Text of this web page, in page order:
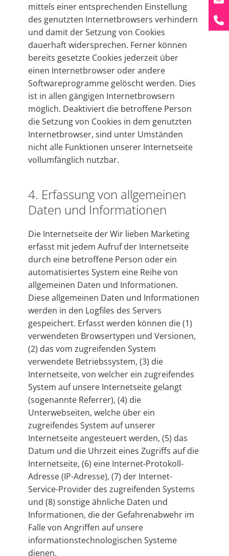
mittels einer entsprechenden Einstellung
des genutzten Internetbrowsers verhindern
und damit der Setzung von Cookies
dauerhaft widersprechen. Ferner können
bereits gesetzte Cookies jederzeit über
einen Internetbrowser oder andere
Softwareprogramme gelöscht werden. Dies
ist in allen gängigen Internetbrowsern
möglich. Deaktiviert die betroffene Person
die Setzung von Cookies in dem genutzten
Internetbrowser, sind unter Umständen
nicht alle Funktionen unserer Internetseite
vollumfänglich nutzbar.
4. Erfassung von allgemeinen
Daten und Informationen
Die Internetseite der Wir lieben Marketing
erfasst mit jedem Aufruf der Internetseite
durch eine betroffene Person oder ein
automatisiertes System eine Reihe von
allgemeinen Daten und Informationen.
Diese allgemeinen Daten und Informationen
werden in den Logfiles des Servers
gespeichert. Erfasst werden können die (1)
verwendeten Browsertypen und Versionen,
(2) das vom zugreifenden System
verwendete Betriebssystem, (3) die
Internetseite, von welcher ein zugreifendes
System auf unsere Internetseite gelangt
(sogenannte Referrer), (4) die
Unterwebseiten, welche über ein
zugreifendes System auf unserer
Internetseite angesteuert werden, (5) das
Datum und die Uhrzeit eines Zugriffs auf die
Internetseite, (6) eine Internet-Protokoll-
Adresse (IP-Adresse), (7) der Internet-
Service-Provider des zugreifenden Systems
und (8) sonstige ähnliche Daten und
Informationen, die der Gefahrenabwehr im
Falle von Angriffen auf unsere
informationstechnologischen Systeme
dienen.